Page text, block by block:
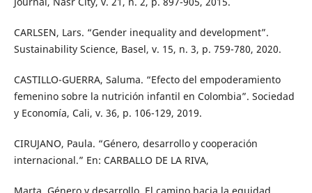
CARLSEN, Lars. “Gender inequality and development”.
Sustainability Science, Basel, v. 15, n. 3, p. 759-780, 2020.
CASTILLO-GUERRA, Saluma. “Efecto del empoderamiento
femenino sobre la nutrición infantil en Colombia”. Sociedad
y Economía, Cali, v. 36, p. 106-129, 2019.
CIRUJANO, Paula. “Género, desarrollo y cooperación
internacional.” En: CARBALLO DE LA RIVA,